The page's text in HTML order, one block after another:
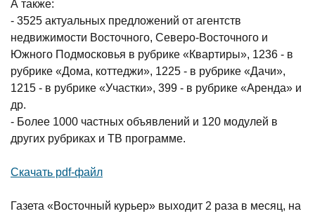
А также:
- 3525 актуальных предложений от агентств
недвижимости Восточного, Северо-Восточного и
Южного Подмосковья в рубрике «Квартиры», 1236 - в
рубрике «Дома, коттеджи», 1225 - в рубрике «Дачи»,
1215 - в рубрике «Участки», 399 - в рубрике «Аренда» и
др.
- Более 1000 частных объявлений и 120 модулей в
других рубриках и ТВ программе.
Скачать pdf-файл
Газета «Восточный курьер» выходит 2 раза в месяц, на